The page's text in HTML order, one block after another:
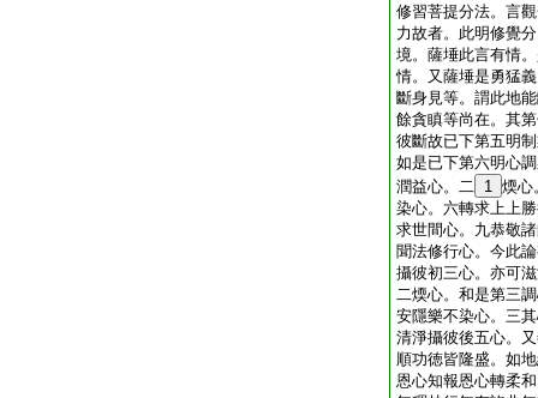
修習菩提分法。言
力故者。此明修覺
境。薩埵此言有情
情。又薩埵是勇猛
斷身見等。謂此地
餘貪瞋等尚在。其
彼斷故已下第五明
如是已下第六明心
潤益心。二 1 煗心
染心。六轉求上上
求世間心。九恭敬
聞法修行心。今此
攝彼初三心。亦可
二煗心。和是第三
安隱樂不染心。三
清淨攝彼後五心。
順功徳皆隆盛。如
恩心知報恩心轉柔